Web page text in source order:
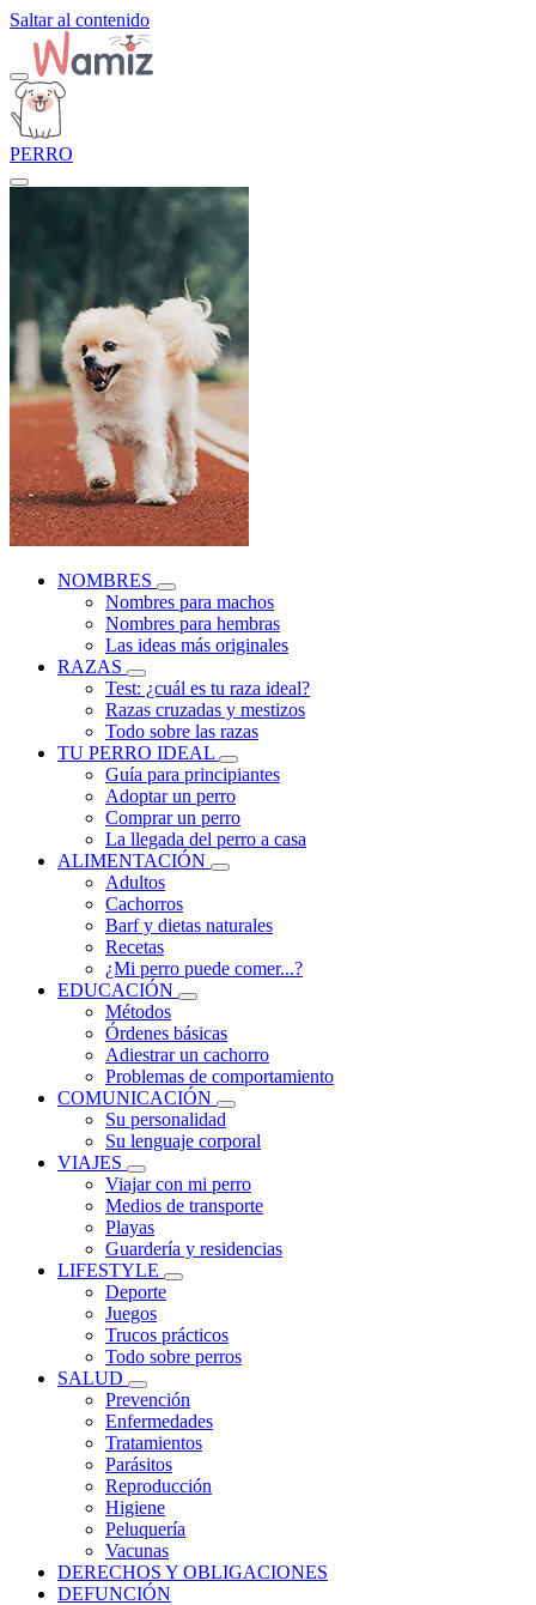
Saltar al contenido
PERRO
NOMBRES
Nombres para machos
Nombres para hembras
Las ideas más originales
RAZAS
Test: ¿cuál es tu raza ideal?
Razas cruzadas y mestizos
Todo sobre las razas
TU PERRO IDEAL
Guía para principiantes
Adoptar un perro
Comprar un perro
La llegada del perro a casa
ALIMENTACIÓN
Adultos
Cachorros
Barf y dietas naturales
Recetas
¿Mi perro puede comer...?
EDUCACIÓN
Métodos
Órdenes básicas
Adiestrar un cachorro
Problemas de comportamiento
COMUNICACIÓN
Su personalidad
Su lenguaje corporal
VIAJES
Viajar con mi perro
Medios de transporte
Playas
Guardería y residencias
LIFESTYLE
Deporte
Juegos
Trucos prácticos
Todo sobre perros
SALUD
Prevención
Enfermedades
Tratamientos
Parásitos
Reproducción
Higiene
Peluquería
Vacunas
DERECHOS Y OBLIGACIONES
DEFUNCIÓN